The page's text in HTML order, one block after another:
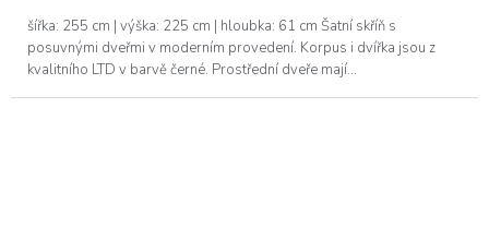
šířka: 255 cm | výška: 225 cm | hloubka: 61 cm Šatní skříň s
posuvnými dveřmi v moderním provedení. Korpus i dvířka jsou z
kvalitního LTD v barvě černé. Prostřední dveře mají...